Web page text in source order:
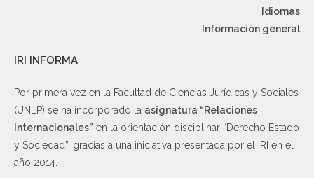
Idiomas
Información general
IRI INFORMA
Por primera vez en la Facultad de Ciencias Jurídicas y Sociales
(UNLP) se ha incorporado la asignatura “Relaciones
Internacionales” en la orientación disciplinar “Derecho Estado
y Sociedad”, gracias a una iniciativa presentada por el IRI en el
año 2014.